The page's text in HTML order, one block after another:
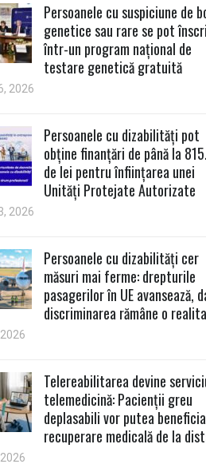
Persoanele cu suspiciune de
genetice sau rare se pot
într-un program național de
testare genetică gratuită
2026
Persoanele cu dizabilități pot
obține finanțări de până la
de lei pentru înființarea unei
Unități Protejate Autorizate
2026
Persoanele cu dizabilități cer
măsuri mai ferme: drepturile
pasagerilor în UE avansează,
discriminarea rămâne o
Telereabilitarea devine
telemedicină: Pacienții greu
deplasabili vor putea
recuperare medicală de la